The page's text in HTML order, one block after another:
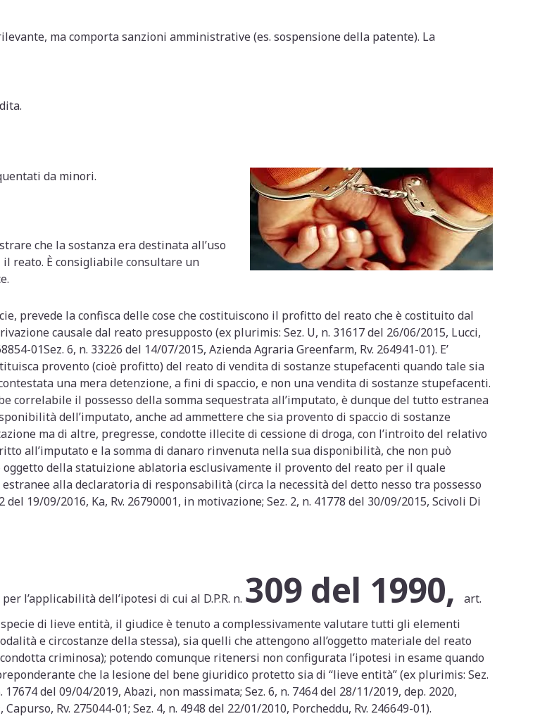
ma comporta sanzioni amministrative (es. sospensione della patente). La
da minori.
che la sostanza era destinata all’uso
reato. È consigliabile consultare un
prevede la confisca delle cose che costituiscono il profitto del reato che è costituito dal
causale dal reato presupposto (ex plurimis: Sez. U, n. 31617 del 26/06/2015, Lucci,
01Sez. 6, n. 33226 del 14/07/2015, Azienda Agraria Greenfarm, Rv. 264941-01). E’
provento (cioè profitto) del reato di vendita di sostanze stupefacenti quando tale sia
una mera detenzione, a fini di spaccio, e non una vendita di sostanze stupefacenti.
correlabile il possesso della somma sequestrata all’imputato, è dunque del tutto estranea
dell’imputato, anche ad ammettere che sia provento di spaccio di sostanze
ma di altre, pregresse, condotte illecite di cessione di droga, con l’introito del relativo
all’imputato e la somma di danaro rinvenuta nella sua disponibilità, che non può
oggetto della statuizione ablatoria esclusivamente il provento del reato per il quale
alla declaratoria di responsabilità (circa la necessità del detto nesso tra possesso
19/09/2016, Ka, Rv. 26790001, in motivazione; Sez. 2, n. 41778 del 30/09/2015, Scivoli Di
l’applicabilità dell’ipotesi di cui al D.P.R. n. 309 del 1990,
art.
di lieve entità, il giudice è tenuto a complessivamente valutare tutti gli elementi
e circostanze della stessa), sia quelli che attengono all’oggetto materiale del reato
criminosa); potendo comunque ritenersi non configurata l’ipotesi in esame quando
che la lesione del bene giuridico protetto sia di “lieve entità” (ex plurimis: Sez.
del 09/04/2019, Abazi, non massimata; Sez. 6, n. 7464 del 28/11/2019, dep. 2020,
Rv. 275044-01; Sez. 4, n. 4948 del 22/01/2010, Porcheddu, Rv. 246649-01).